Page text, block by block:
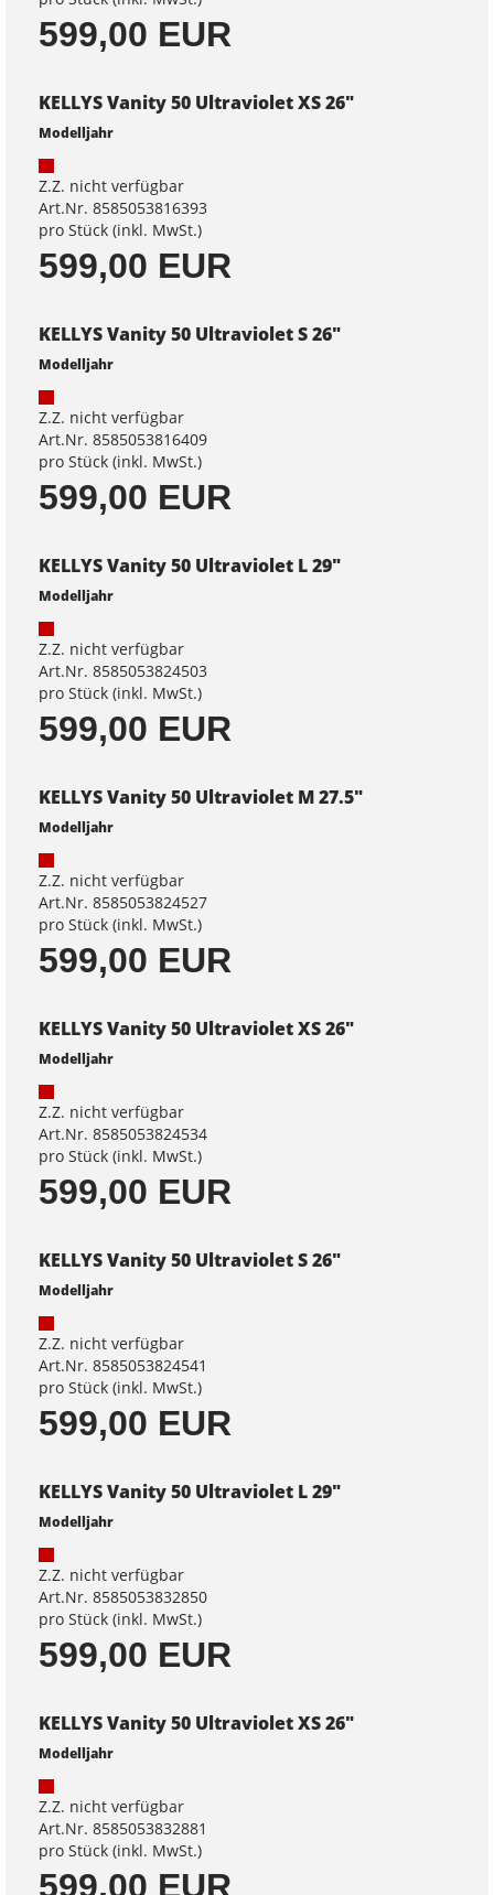
599,00 EUR
KELLYS Vanity 50 Ultraviolet XS 26"
Modelljahr
Z.Z. nicht verfügbar
Art.Nr. 8585053816393
pro Stück (inkl. MwSt.)
599,00 EUR
KELLYS Vanity 50 Ultraviolet S 26"
Modelljahr
Z.Z. nicht verfügbar
Art.Nr. 8585053816409
pro Stück (inkl. MwSt.)
599,00 EUR
KELLYS Vanity 50 Ultraviolet L 29"
Modelljahr
Z.Z. nicht verfügbar
Art.Nr. 8585053824503
pro Stück (inkl. MwSt.)
599,00 EUR
KELLYS Vanity 50 Ultraviolet M 27.5"
Modelljahr
Z.Z. nicht verfügbar
Art.Nr. 8585053824527
pro Stück (inkl. MwSt.)
599,00 EUR
KELLYS Vanity 50 Ultraviolet XS 26"
Modelljahr
Z.Z. nicht verfügbar
Art.Nr. 8585053824534
pro Stück (inkl. MwSt.)
599,00 EUR
KELLYS Vanity 50 Ultraviolet S 26"
Modelljahr
Z.Z. nicht verfügbar
Art.Nr. 8585053824541
pro Stück (inkl. MwSt.)
599,00 EUR
KELLYS Vanity 50 Ultraviolet L 29"
Modelljahr
Z.Z. nicht verfügbar
Art.Nr. 8585053832850
pro Stück (inkl. MwSt.)
599,00 EUR
KELLYS Vanity 50 Ultraviolet XS 26"
Modelljahr
Z.Z. nicht verfügbar
Art.Nr. 8585053832881
pro Stück (inkl. MwSt.)
599,00 EUR